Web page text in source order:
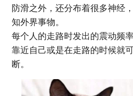
防滑之外，还分布着很多神经
知外界事物。
每个人的走路时发出的震动频
靠近自己或是在走路的时候就
断。